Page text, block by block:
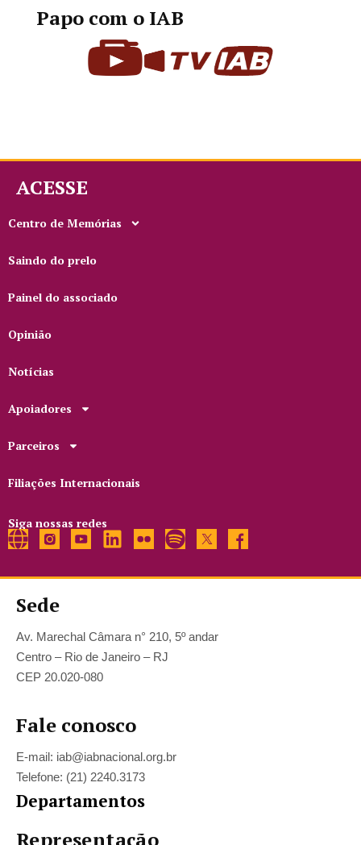
Papo com o IAB
ACESSE
Centro de Memórias
Saindo do prelo
Painel do associado
Opinião
Notícias
Apoiadores
Parceiros
Filiações Internacionais
Siga nossas redes
Sede
Av. Marechal Câmara n° 210, 5º andar
Centro – Rio de Janeiro – RJ
CEP 20.020-080
Fale conosco
E-mail: iab@iabnacional.org.br
Telefone: (21) 2240.3173
Departamentos
Representação